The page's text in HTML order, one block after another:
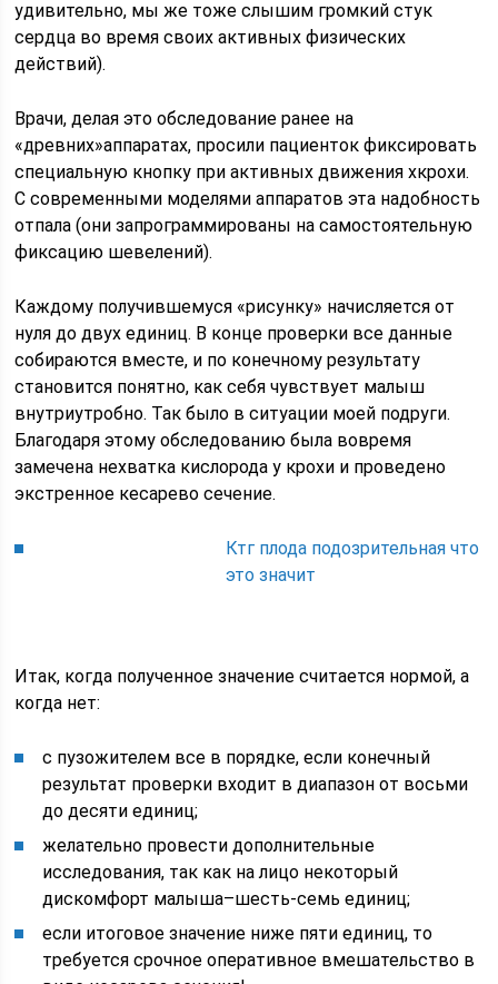
удивительно, мы же тоже слышим громкий стук
сердца во время своих активных физических
действий).
Врачи, делая это обследование ранее на
«древних»аппаратах, просили пациенток фиксировать
специальную кнопку при активных движения хкрохи.
С современными моделями аппаратов эта надобность
отпала (они запрограммированы на самостоятельную
фиксацию шевелений).
Каждому получившемуся «рисунку» начисляется от
нуля до двух единиц. В конце проверки все данные
собираются вместе, и по конечному результату
становится понятно, как себя чувствует малыш
внутриутробно. Так было в ситуации моей подруги.
Благодаря этому обследованию была вовремя
замечена нехватка кислорода у крохи и проведено
экстренное кесарево сечение.
Ктг плода подозрительная что
это значит
Итак, когда полученное значение считается нормой, а
когда нет:
с пузожителем все в порядке, если конечный
результат проверки входит в диапазон от восьми
до десяти единиц;
желательно провести дополнительные
исследования, так как на лицо некоторый
дискомфорт малыша–шесть-семь единиц;
если итоговое значение ниже пяти единиц, то
требуется срочное оперативное вмешательство в